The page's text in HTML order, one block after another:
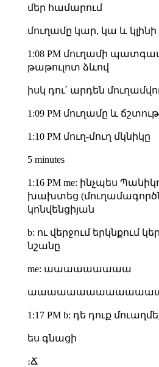
մեր համարում
մուղամը կար, կա և կլինի
1:08 PM մուղամի
թաթուլոտ ձևով
իսկ դու՛ արդեն
1:09 PM մուղամը և
1:10 PM մուղ-մուղ մկնիկը
5 minutes
1:16 PM me: ինչպես
խախտեց
կոնվենցիյան
b: ու վերջում երկնքում
նշանը
me: աաաաաաաաա
1:17 PM b: դե դուք
ես գնացի
։Ճ